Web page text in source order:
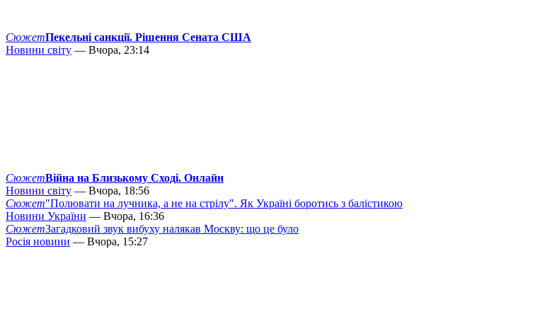
СюжетПекельні санкції. Рішення Сената США
Новини світу — Вчора, 23:14
СюжетВійна на Близькому Сході. Онлайн
Новини світу — Вчора, 18:56
Сюжет"Полювати на лучника, а не на стрілу". Як Україні боротись з балістикою
Новини України — Вчора, 16:36
СюжетЗагадковий звук вибуху налякав Москву: що це було
Росія новини — Вчора, 15:27